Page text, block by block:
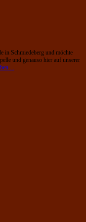
in Schmiedeberg und möchte
und genauso hier auf unserer
...